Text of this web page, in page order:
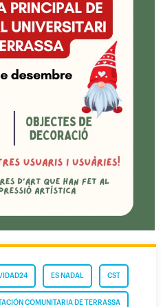
CST
ES NADAL
COMUNITARIA DE TERRASSA